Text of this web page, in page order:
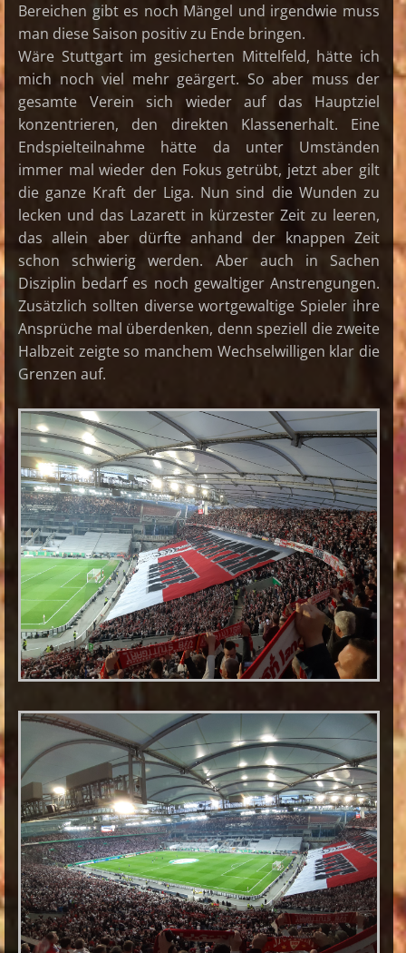
Bereichen gibt es noch Mängel und irgendwie muss
man diese Saison positiv zu Ende bringen.
Wäre Stuttgart im gesicherten Mittelfeld, hätte ich
mich noch viel mehr geärgert. So aber muss der
gesamte Verein sich wieder auf das Hauptziel
konzentrieren, den direkten Klassenerhalt. Eine
Endspielteilnahme hätte da unter Umständen
immer mal wieder den Fokus getrübt, jetzt aber gilt
die ganze Kraft der Liga. Nun sind die Wunden zu
lecken und das Lazarett in kürzester Zeit zu leeren,
das allein aber dürfte anhand der knappen Zeit
schon schwierig werden. Aber auch in Sachen
Disziplin bedarf es noch gewaltiger Anstrengungen.
Zusätzlich sollten diverse wortgewaltige Spieler ihre
Ansprüche mal überdenken, denn speziell die zweite
Halbzeit zeigte so manchem Wechselwilligen klar die
Grenzen auf.